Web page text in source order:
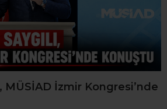
MÜSİAD İzmir Kongresi’nde